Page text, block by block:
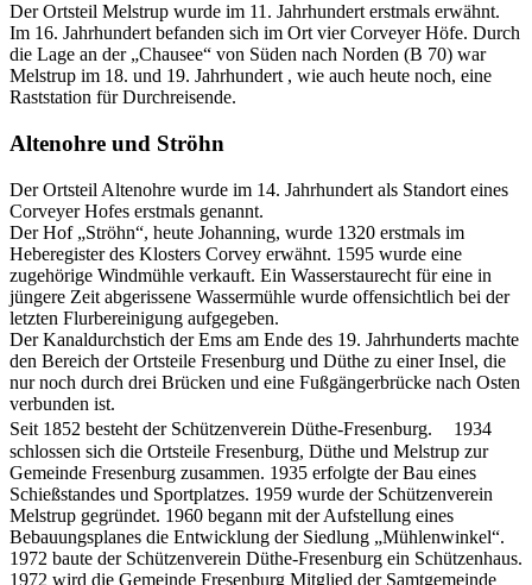
Der Ortsteil Melstrup wurde im 11. Jahrhundert erstmals erwähnt.
Im 16. Jahrhundert befanden sich im Ort vier Corveyer Höfe. Durch
die Lage an der „Chausee“ von Süden nach Norden (B 70) war
Melstrup im 18. und 19. Jahrhundert , wie auch heute noch, eine
Raststation für Durchreisende.
Altenohre und Ströhn
Der Ortsteil Altenohre wurde im 14. Jahrhundert als Standort eines
Corveyer Hofes erstmals genannt.
Der Hof „Ströhn“, heute Johanning, wurde 1320 erstmals im
Heberegister des Klosters Corvey erwähnt. 1595 wurde eine
zugehörige Windmühle verkauft. Ein Wasserstaurecht für eine in
jüngere Zeit abgerissene Wassermühle wurde offensichtlich bei der
letzten Flurbereinigung aufgegeben.
Der Kanaldurchstich der Ems am Ende des 19. Jahrhunderts machte
den Bereich der Ortsteile Fresenburg und Düthe zu einer Insel, die
nur noch durch drei Brücken und eine Fußgängerbrücke nach Osten
verbunden ist.
Seit 1852 besteht der Schützenverein Düthe-Fresenburg. 1934
schlossen sich die Ortsteile Fresenburg, Düthe und Melstrup zur
Gemeinde Fresenburg zusammen. 1935 erfolgte der Bau eines
Schießstandes und Sportplatzes. 1959 wurde der Schützenverein
Melstrup gegründet. 1960 begann mit der Aufstellung eines
Bebauungsplanes die Entwicklung der Siedlung „Mühlenwinkel“.
1972 baute der Schützenverein Düthe-Fresenburg ein Schützenhaus.
1972 wird die Gemeinde Fresenburg Mitglied der Samtgemeinde